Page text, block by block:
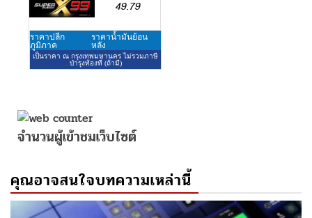
จำนวนผู้เข้าชมเว็บไซต์
คุณอาจสนใจบทความเหล่านี้